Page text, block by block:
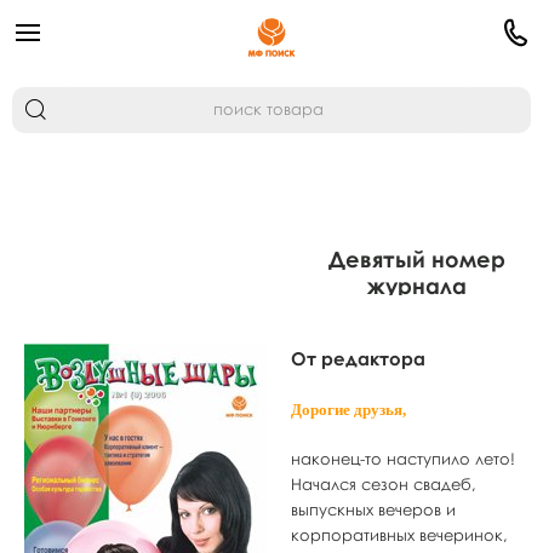
Девятый номер
журнала
От редактора
Дорогие друзья,
наконец-то наступило лето!
Начался сезон свадеб,
выпускных вечеров и
корпоративных вечеринок,